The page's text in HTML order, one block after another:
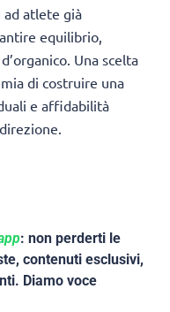
atlete già
equilibrio,
Una scelta
di costruire una
e affidabilità
: non perderti le
contenuti esclusivi,
Diamo voce